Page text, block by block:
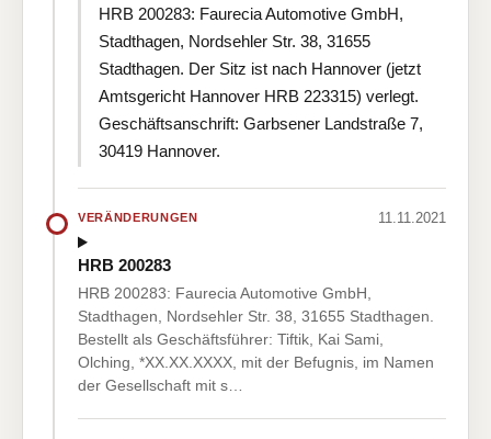
HRB 200283: Faurecia Automotive GmbH,
Stadthagen, Nordsehler Str. 38, 31655
Stadthagen. Der Sitz ist nach Hannover (jetzt
Amtsgericht Hannover HRB 223315) verlegt.
Geschäftsanschrift: Garbsener Landstraße 7,
30419 Hannover.
VERÄNDERUNGEN 11.11.2021
HRB 200283
HRB 200283: Faurecia Automotive GmbH,
Stadthagen, Nordsehler Str. 38, 31655 Stadthagen.
Bestellt als Geschäftsführer: Tiftik, Kai Sami,
Olching, *XX.XX.XXXX, mit der Befugnis, im Namen
der Gesellschaft mit s…